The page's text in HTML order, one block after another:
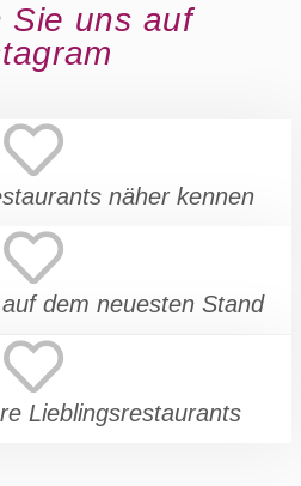
Sie uns auf
näher kennen
dem neuesten Stand
Lieblingsrestaurants